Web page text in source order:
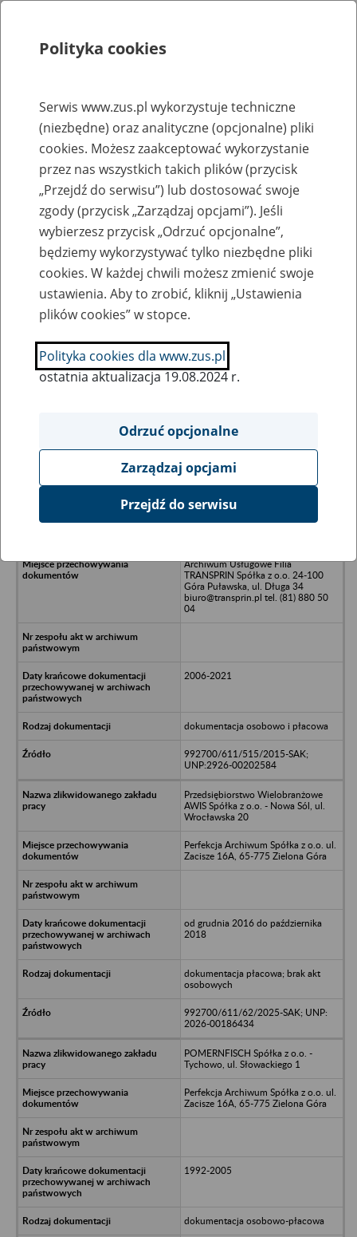
Rejestry, ewidencje i archiwa
Baza zlikwidowanych lub
przekształconych zakładów pracy
Nazwa zakładu pracy:
SZUKAJ
Ukryj wszystkie pozycje bazy
INTERTRAC Spółka z o.o. -
Archiwum Usługowe Filia
TRANSPRIN Spółka z o.o. 24-100
Góra Puławska, ul. Długa 34
biuro@transprin.pl tel. (81) 880 50
04
2006-2021
dokumentacja osobowo i płacowa
992700/611/515/2015-SAK;
UNP:2926-00202584
Przedsiębiorstwo Wielobranżowe
AWIS Spółka z o.o. - Nowa Sól, ul.
Wrocławska 20
Perfekcja Archiwum Spółka z o.o. ul.
Zacisze 16A, 65-775 Zielona Góra
od grudnia 2016 do października
2018
dokumentacja płacowa; brak akt
osobowych
992700/611/62/2025-SAK; UNP:
2026-00186434
POMERNFISCH Spółka z o.o. -
Tychowo, ul. Słowackiego 1
Perfekcja Archiwum Spółka z o.o. ul.
Zacisze 16A, 65-775 Zielona Góra
1992-2005
dokumentacja osobowo-płacowa
Polityka cookies
Serwis www.zus.pl wykorzystuje techniczne
(niezbędne) oraz analityczne (opcjonalne) pliki
cookies. Możesz zaakceptować wykorzystanie
przez nas wszystkich takich plików (przycisk
„Przejdź do serwisu”) lub dostosować swoje
zgody (przycisk „Zarządzaj opcjami”). Jeśli
wybierzesz przycisk „Odrzuć opcjonalne”,
będziemy wykorzystywać tylko niezbędne pliki
cookies. W każdej chwili możesz zmienić swoje
ustawienia. Aby to zrobić, kliknij „Ustawienia
plików cookies” w stopce.
Polityka cookies dla www.zus.pl
ostatnia aktualizacja 19.08.2024 r.
Odrzuć opcjonalne
Zarządzaj opcjami
Przejdź do serwisu